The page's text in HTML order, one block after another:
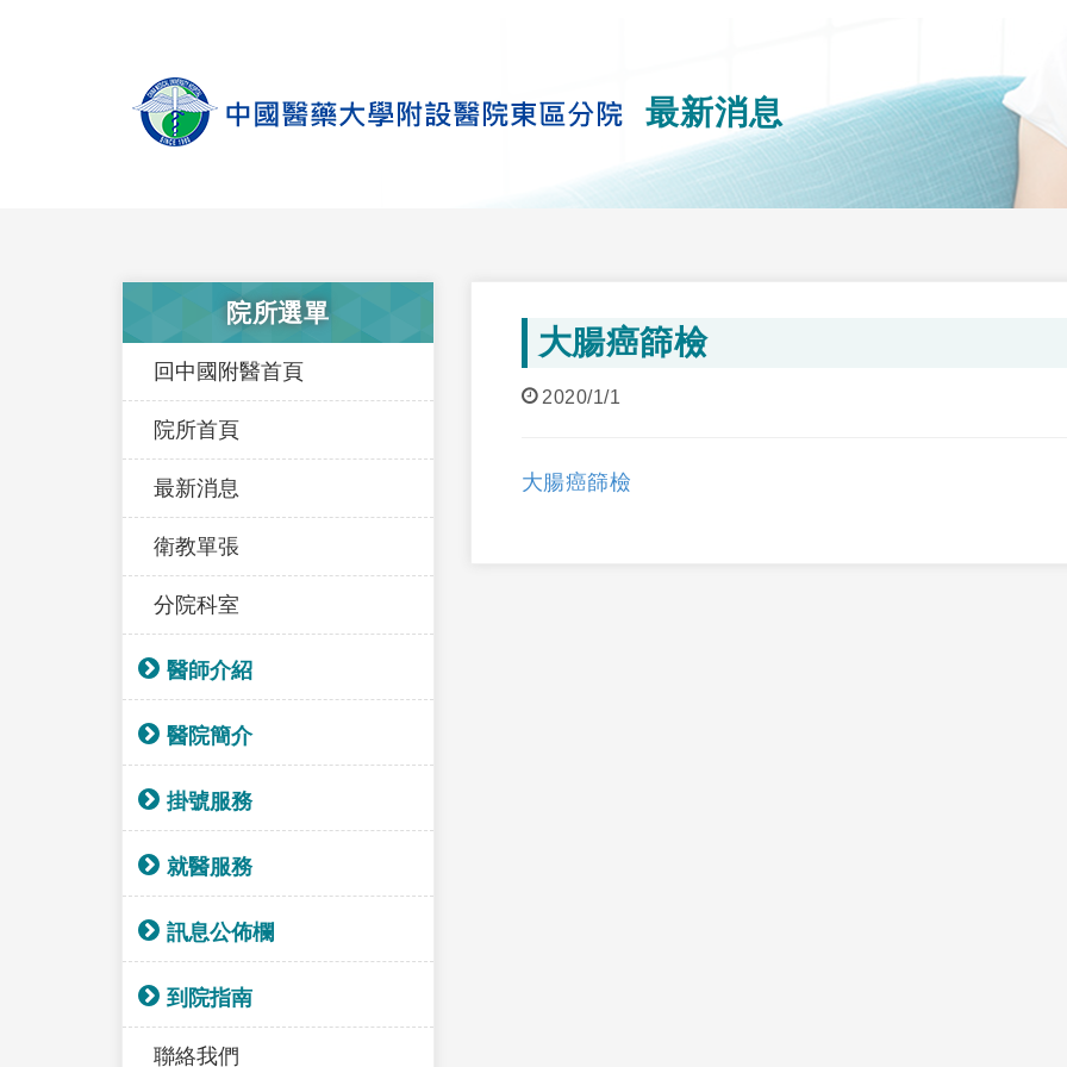
最新消息
院所選單
回中國附醫首頁
院所首頁
最新消息
衛教單張
分院科室
醫師介紹
醫院簡介
掛號服務
就醫服務
訊息公佈欄
到院指南
聯絡我們
大腸癌篩檢
2020/1/1
大腸癌篩檢